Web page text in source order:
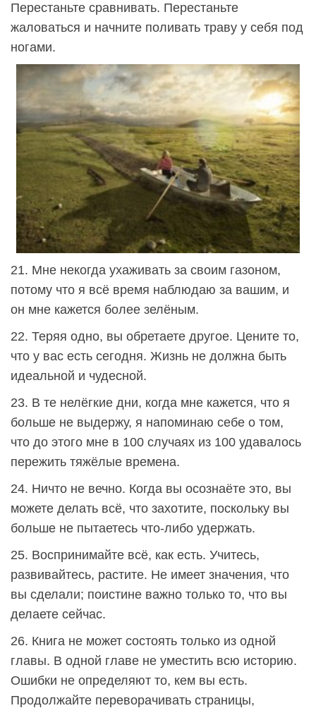
Перестаньте сравнивать. Перестаньте
жаловаться и начните поливать траву у себя под
ногами.
21. Мне некогда ухаживать за своим газоном,
потому что я всё время наблюдаю за вашим, и
он мне кажется более зелёным.
22. Теряя одно, вы обретаете другое. Цените то,
что у вас есть сегодня. Жизнь не должна быть
идеальной и чудесной.
23. В те нелёгкие дни, когда мне кажется, что я
больше не выдержу, я напоминаю себе о том,
что до этого мне в 100 случаях из 100 удавалось
пережить тяжёлые времена.
24. Ничто не вечно. Когда вы осознаёте это, вы
можете делать всё, что захотите, поскольку вы
больше не пытаетесь что-либо удержать.
25. Воспринимайте всё, как есть. Учитесь,
развивайтесь, растите. Не имеет значения, что
вы сделали; поистине важно только то, что вы
делаете сейчас.
26. Книга не может состоять только из одной
главы. В одной главе не уместить всю историю.
Ошибки не определяют то, кем вы есть.
Продолжайте переворачивать страницы,